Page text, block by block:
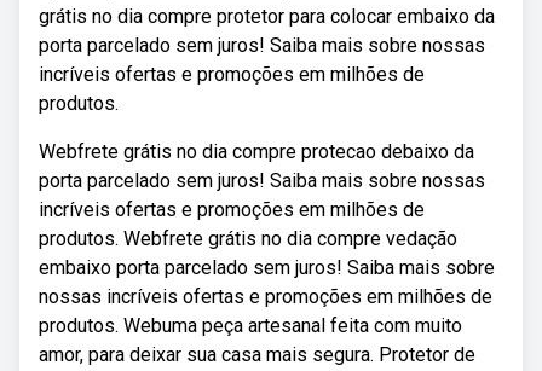
grátis no dia compre protetor para colocar embaixo da
porta parcelado sem juros! Saiba mais sobre nossas
incríveis ofertas e promoções em milhões de
produtos.
Webfrete grátis no dia compre protecao debaixo da
porta parcelado sem juros! Saiba mais sobre nossas
incríveis ofertas e promoções em milhões de
produtos. Webfrete grátis no dia compre vedação
embaixo porta parcelado sem juros! Saiba mais sobre
nossas incríveis ofertas e promoções em milhões de
produtos. Webuma peça artesanal feita com muito
amor, para deixar sua casa mais segura. Protetor de